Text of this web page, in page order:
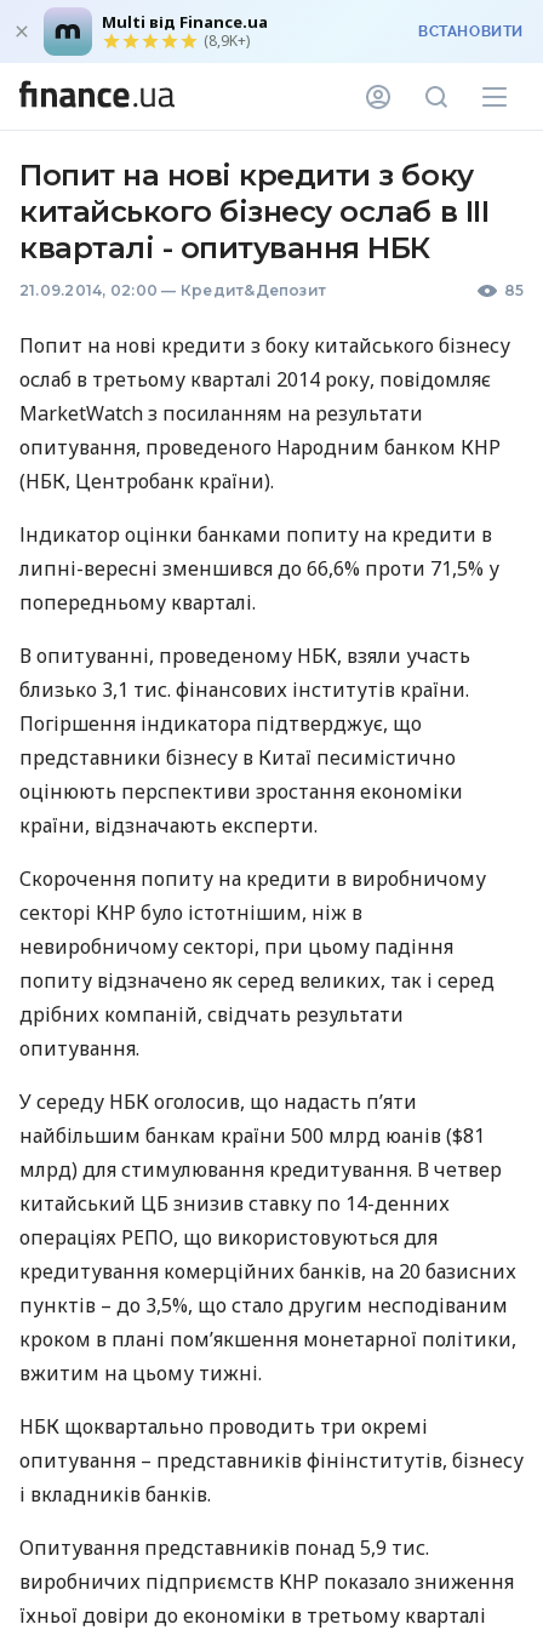
Multi від Finance.ua
(8,9K+) ВСТАНОВИТИ
Попит на нові кредити з боку
китайського бізнесу ослаб в III
кварталі - опитування НБК
21.09.2014, 02:00 — Кредит&Депозит 85
Попит на нові кредити з боку китайського бізнесу
ослаб в третьому кварталі 2014 року, повідомляє
MarketWatch з посиланням на результати
опитування, проведеного Народним банком КНР
(НБК, Центробанк країни).
Індикатор оцінки банками попиту на кредити в
липні-вересні зменшився до 66,6% проти 71,5% у
попередньому кварталі.
В опитуванні, проведеному НБК, взяли участь
близько 3,1 тис. фінансових інститутів країни.
Погіршення індикатора підтверджує, що
представники бізнесу в Китаї песимістично
оцінюють перспективи зростання економіки
країни, відзначають експерти.
Скорочення попиту на кредити в виробничому
секторі КНРбуло істотнішим, ніж в
невиробничому секторі, при цьому падіння
попиту відзначено як серед великих, так і серед
дрібних компаній, свідчать результати
опитування.
У середу НБКоголосив, що надасть п’яти
найбільшим банкам країни 500 млрд юанів ($81
млрд) для стимулювання кредитування. В четвер
китайський ЦБ знизив ставку по 14-денних
операціях РЕПО, що використовуються для
кредитування комерційних банків, на 20 базисних
пунктів – до 3,5%, що стало другим несподіваним
кроком в плані пом’якшення монетарної політики,
вжитим на цьому тижні.
НБК щоквартально проводить три окремі
опитування – представників фінінститутів, бізнесу
і вкладників банків.
Опитування представників понад 5,9 тис.
виробничих підприємств КНР показало зниження
їхньої довіри до економіки в третьому кварталі